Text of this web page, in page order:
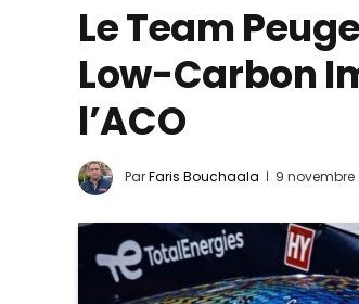
Le Team
Low-Carbon
l’ACO
ParFaris Bouchaala 9 novembre